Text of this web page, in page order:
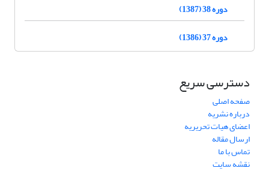
دوره 38 (1387)
دوره 37 (1386)
دسترسی سریع
صفحه اصلی
درباره نشریه
اعضای هیات تحریریه
ارسال مقاله
تماس با ما
نقشه سایت